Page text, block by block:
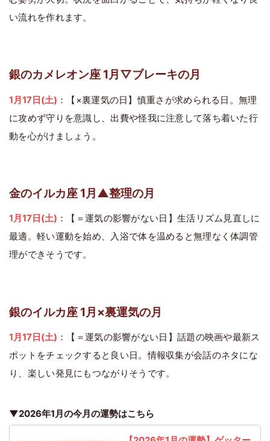
い流れを作れます。
銀のカメレオン座 1月▽ブレーキの月
1月17日(土) ：【×裏運気の日】慎重さが求められる日。無理
に攻めず守りを意識し、出費や怪我に注意して落ち着いた行
動を心がけましょう。
金のイルカ座 1月▲整理の月
1月17日(土) ：【＝運気の影響がない日】生活リズム見直しに
最適。軽い運動を始め、入浴で体を温めると無理なく体調管
理ができそうです。
銀のイルカ座 1月×裏運気の月
1月17日(土) ：【＝運気の影響がない日】話題の映画や最新ス
ポットをチェックすると良い日。情報収集が会話のネタにな
り、楽しい発見にもつながりそうです。
▼2026年1月の今月の運勢はこちら